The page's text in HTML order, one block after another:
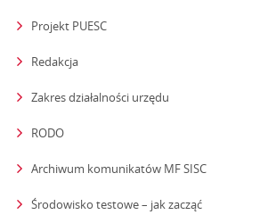
Projekt PUESC
Redakcja
Zakres działalności urzędu
RODO
Archiwum komunikatów MF SISC
Środowisko testowe – jak zacząćstrona